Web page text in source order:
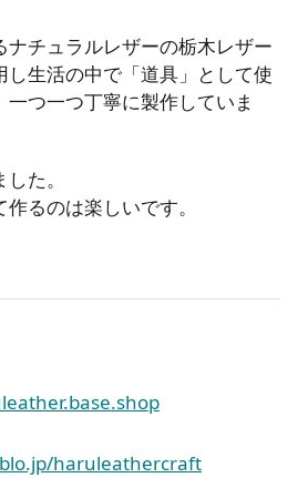
ナチュラルレザーの栃木レザー
し生活の中で「道具」として使
一つ一つ丁寧に製作していま
た。
るのは楽しいです。
haruleathercraft